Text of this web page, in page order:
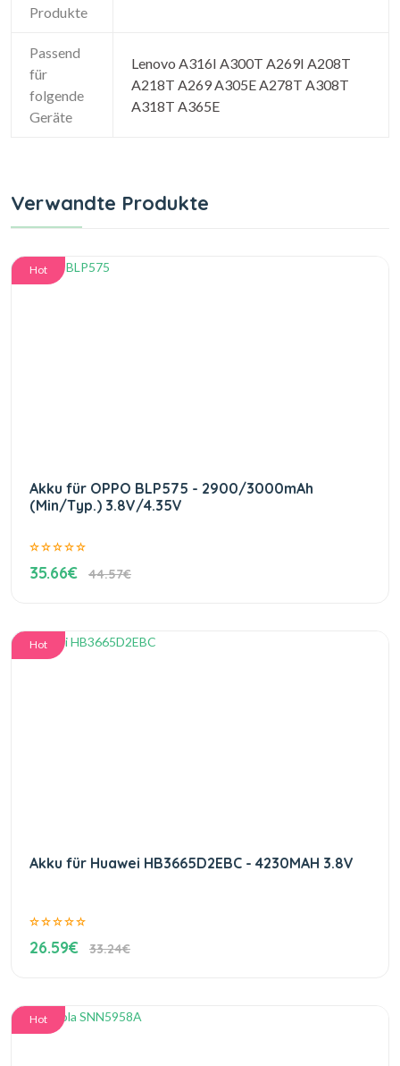
Produkte
Passend
für
folgende
Geräte
Lenovo A316I A300T A269I A208T
A218T A269 A305E A278T A308T
A318T A365E
Verwandte Produkte
Hot
Akku für OPPO BLP575 - 2900/3000mAh
(Min/Typ.) 3.8V/4.35V
35.66€ 44.57€
Hot
Akku für Huawei HB3665D2EBC - 4230MAH 3.8V
26.59€ 33.24€
Hot